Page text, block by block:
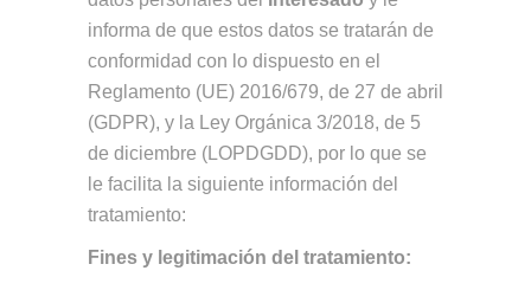
informa de que estos datos se tratarán de
conformidad con lo dispuesto en el
Reglamento (UE) 2016/679, de 27 de abril
(GDPR), y la Ley Orgánica 3/2018, de 5
de diciembre (LOPDGDD), por lo que se
le facilita la siguiente información del
tratamiento:
Fines y legitimación del tratamiento: